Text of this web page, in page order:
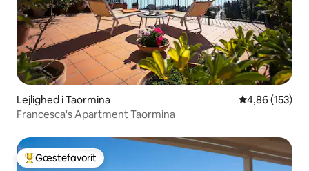
Lejlighed i Taormina 4,86 ud af 5 i
4,86 (153)
Francesca's Apartment Taormina
Bedste gæstefavorit
Gæstefavorit